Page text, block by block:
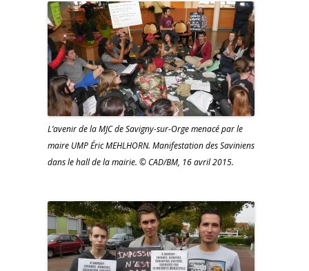
L’avenir de la MJC de Savigny-sur-Orge menacé par le
maire UMP Éric MEHLHORN. Manifestation des Saviniens
dans le hall de la mairie. © CAD/BM, 16 avril 2015.